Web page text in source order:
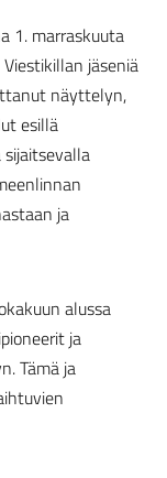
1. marraskuuta
jäseniä
näyttelyn,
esillä
ja
alussa
ja
Tämä ja